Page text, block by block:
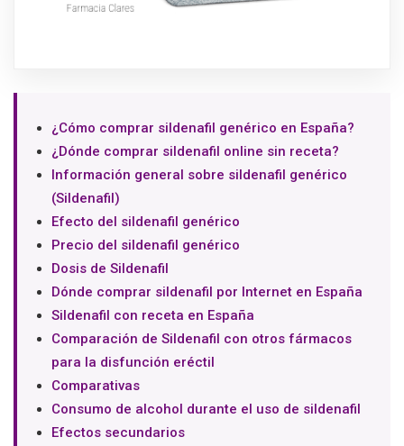
¿Cómo comprar sildenafil genérico en España?
¿Dónde comprar sildenafil online sin receta?
Información general sobre sildenafil genérico
(Sildenafil)
Efecto del sildenafil genérico
Precio del sildenafil genérico
Dosis de Sildenafil
Dónde comprar sildenafil por Internet en España
Sildenafil con receta en España
Comparación de Sildenafil con otros fármacos
para la disfunción eréctil
Comparativas
Consumo de alcohol durante el uso de sildenafil
Efectos secundarios